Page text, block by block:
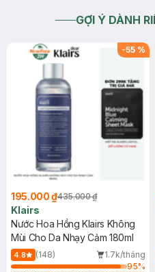
GỢI Ý DÀNH
-55 %
195.000 ₫435.000 ₫
Klairs
Nước Hoa Hồng Klairs Không
Mùi Cho Da Nhạy Cảm 180ml
4.8 (148)
1.7k/tháng
95%